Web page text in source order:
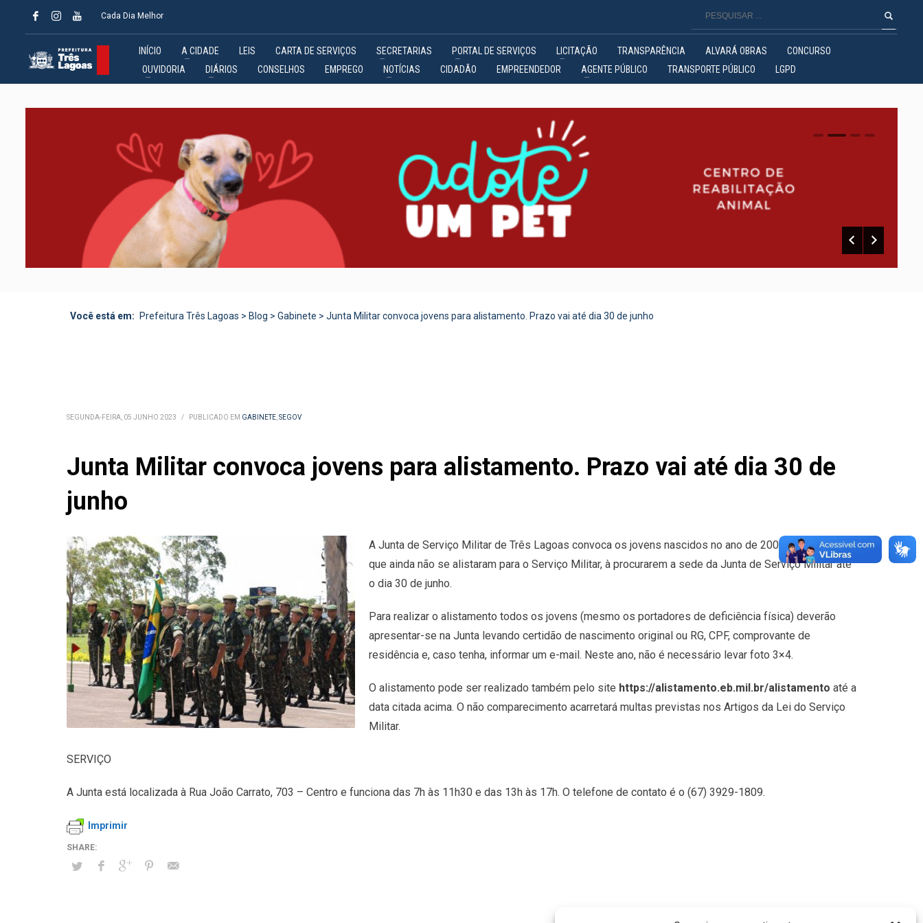
Cada Dia Melhor
INÍCIO A CIDADE LEIS CARTA DE SERVIÇOS SECRETARIAS PORTAL DE SERVIÇOS LICITAÇÃO TRANSPARÊNCIA ALVARÁ OBRAS
CONCURSO
OUVIDORIA
DIÁRIOS CONSELHOS EMPREGO NOTÍCIAS CIDADÃO EMPREENDEDOR AGENTE PÚBLICO TRANSPORTE PÚBLICO LGPD
0 1 2
Você está em: Prefeitura Três Lagoas > Blog > Gabinete > Junta Militar convoca jovens para alistamento. Prazo vai até dia 30 de junho
SEGUNDA-FEIRA, 05 JUNHO 2023 / PUBLICADO EM GABINETE,SEGOV
Junta Militar convoca jovens para alistamento. Prazo vai até dia 30 de
junho
A Junta de Serviço Militar de Três Lagoas convoca os jovens nascidos no ano de 2005 e anteriores,
que ainda não se alistaram para o Serviço Militar, à procurarem a sede da Junta de Serviço Militar até
o dia 30 de junho.
Para realizar o alistamento todos os jovens (mesmo os portadores de deficiência física) deverão
apresentar-se na Junta levando certidão de nascimento original ou RG, CPF, comprovante de
residência e, caso tenha, informar um e-mail. Neste ano, não é necessário levar foto 3×4.
O alistamento pode ser realizado também pelo site https://alistamento.eb.mil.br/alistamento até a
data citada acima. O não comparecimento acarretará multas previstas nos Artigos da Lei do Serviço
Militar.
SERVIÇO
A Junta está localizada à Rua João Carrato, 703 – Centro e funciona das 7h às 11h30 e das 13h às 17h. O telefone de contato é o (67) 3929-1809.
Imprimir